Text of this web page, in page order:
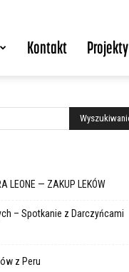
Kontakt Projekty
LEONE — ZAKUP LEKÓW
– Spotkanie z Darczyńcami
z Peru